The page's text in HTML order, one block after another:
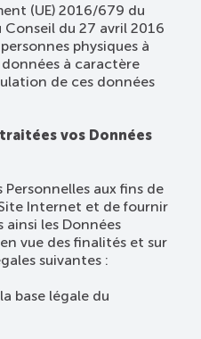
(UE) 2016/679 du
du 27 avril 2016
physiques à
à caractère
de ces données
vos Données
aux fins de
Internet et de fournir
ainsi les Données
vue des finalités et sur
suivantes :
base légale du